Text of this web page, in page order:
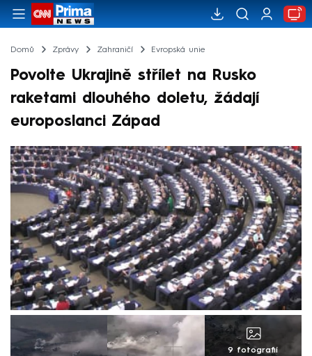
Domů Zprávy Zahraničí Evropská unie
Povolte Ukrajině střílet na Rusko
raketami dlouhého doletu, žádají
europoslanci Západ
9 fotografií